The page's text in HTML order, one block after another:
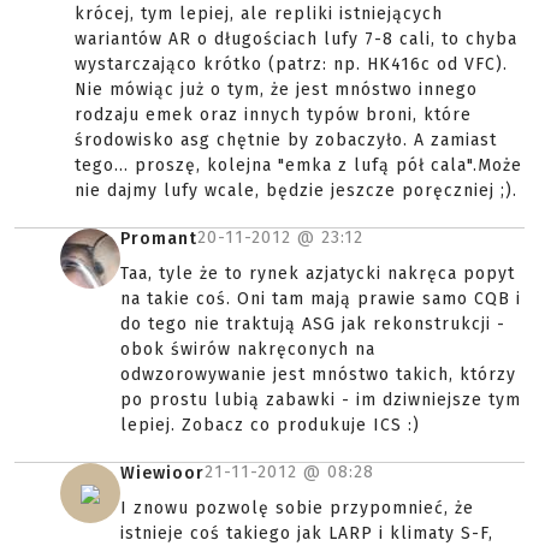
krócej, tym lepiej, ale repliki istniejących
wariantów AR o długościach lufy 7-8 cali, to chyba
wystarczająco krótko (patrz: np. HK416c od VFC).
Nie mówiąc już o tym, że jest mnóstwo innego
rodzaju emek oraz innych typów broni, które
środowisko asg chętnie by zobaczyło. A zamiast
tego... proszę, kolejna "emka z lufą pół cala".Może
nie dajmy lufy wcale, będzie jeszcze poręczniej ;).
Promant20-11-2012 @ 23:12
Taa, tyle że to rynek azjatycki nakręca popyt
na takie coś. Oni tam mają prawie samo CQB i
do tego nie traktują ASG jak rekonstrukcji -
obok świrów nakręconych na
odwzorowywanie jest mnóstwo takich, którzy
po prostu lubią zabawki - im dziwniejsze tym
lepiej. Zobacz co produkuje ICS :)
Wiewioor21-11-2012 @ 08:28
I znowu pozwolę sobie przypomnieć, że
istnieje coś takiego jak LARP i klimaty S-F,